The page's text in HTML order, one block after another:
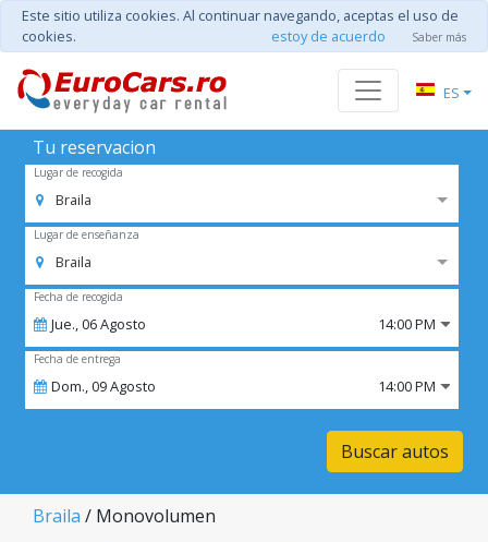
Este sitio utiliza cookies. Al continuar navegando, aceptas el uso de
cookies.
estoy de acuerdo Saber más
ES
Tu reservacion
Lugar de recogida
Braila
Lugar de enseñanza
Braila
Fecha de recogida
Jue.,06Agosto 14:00 PM
Fecha de entrega
Dom.,09Agosto 14:00 PM
Buscar autos
Braila / Monovolumen